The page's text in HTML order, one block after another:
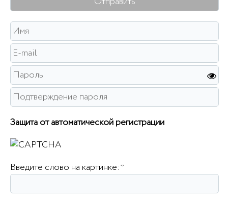
Защита от автоматической регистрации
Введите слово на картинке:*